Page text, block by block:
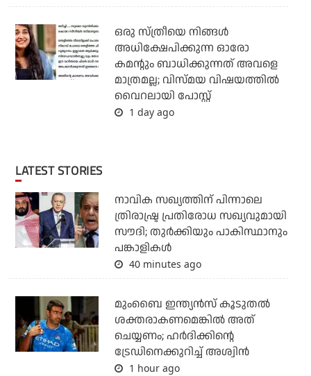
ഒരു സ്ത്രീയെ നിങ്ങള്‍
അധിക്ഷേപിക്കുന്ന ഓരോ
കമന്റും ബാധിക്കുന്നത് അവളെ
മാത്രമല്ല; വിസ്മയ വിഷയത്തില്‍
വൈറലായി പോസ്റ്റ്
1 day ago
LATEST STORIES
നാവിക സഖ്യത്തിന് പിന്നാലെ
ത്രിരാഷ്ട്ര പ്രതിരോധ സഖ്യവുമായി
സൗദി; തുര്‍ക്കിയും പാകിസ്ഥാനും
പങ്കാളികള്‍
40 minutes ago
മുംബൈ ഇന്ത്യന്‍സ് കൂടുതല്‍
ശക്തരാകണമെങ്കില്‍ അത്
ചെയ്യണം; ഹര്‍ദിക്കിന്റെ
ട്രേഡിനെക്കുറിച്ച് അശ്വിന്‍
1 hour ago